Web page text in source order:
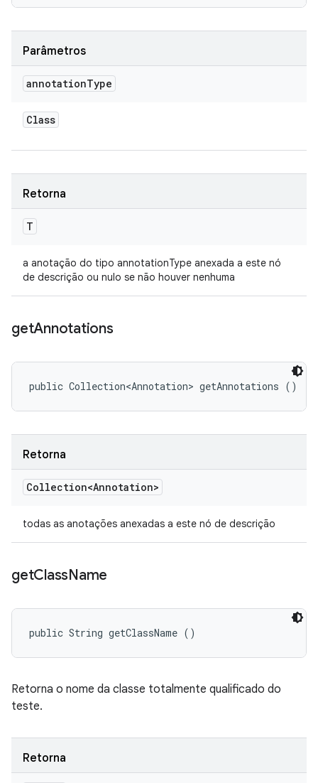
Parâmetros
annotationType
Class
Retorna
T
a anotação do tipo annotationType anexada a este nó
de descrição ou nulo se não houver nenhuma
getAnnotations
public Collection<Annotation> getAnnotations ()
Retorna
Collection<Annotation>
todas as anotações anexadas a este nó de descrição
getClassName
public String getClassName ()
Retorna o nome da classe totalmente qualificado do
teste.
Retorna